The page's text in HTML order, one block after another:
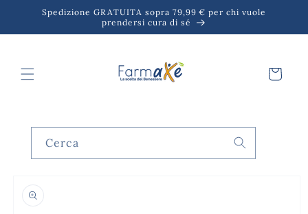
direttamente
Spedizione GRATUITA sopra 79,99 € per chi vuole
prendersi cura di sé
Carrello
Cerca
sul prodotto